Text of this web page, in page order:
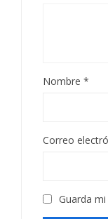
Nombre *
Correo
Guarda